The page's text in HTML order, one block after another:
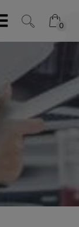
0
0